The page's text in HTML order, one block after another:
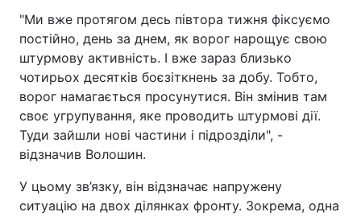
"Ми вже протягом десь півтора тижня фіксуємо
постійно, день за днем, як ворог нарощує свою
штурмову активність. І вже зараз близько
чотирьох десятків боєзіткнень за добу. Тобто,
ворог намагається просунутися. Він змінив там
своє угрупування, яке проводить штурмові дії.
Туди зайшли нові частини і підрозділи", -
відзначив Волошин.
У цьому зв’язку, він відзначає напружену
ситуацію на двох ділянках фронту. Зокрема, одна